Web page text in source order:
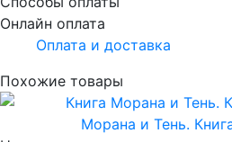
Онлайн оплата
Оплата и доставка
Похожие товары
Морана и Тень.